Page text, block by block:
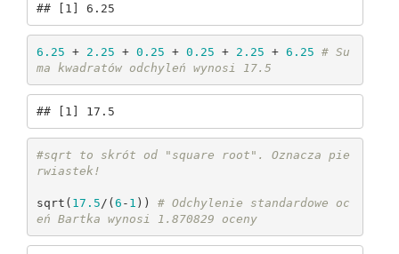
## [1] 6.25
6.25 + 2.25 + 0.25 + 0.25 + 2.25 + 6.25 # Su
ma kwadratów odchyleń wynosi 17.5
## [1] 17.5
#sqrt to skrót od "square root". Oznacza pie
rwiastek!
sqrt( 17.5 /( 6 - 1 )) # Odchylenie standardowe oc
eń Bartka wynosi 1.870829 oceny